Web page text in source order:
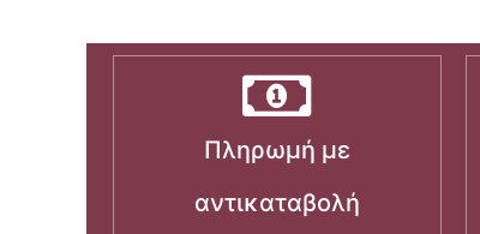
Πληρωμή με
αντικαταβολή